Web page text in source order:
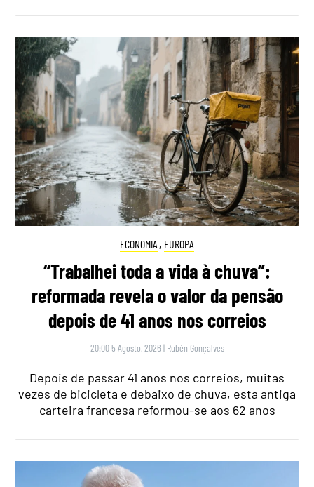
ECONOMIA , EUROPA
“Trabalhei toda a vida à chuva”:
reformada revela o valor da pensão
depois de 41 anos nos correios
20:00 5 Agosto, 2026 | Rubén Gonçalves
Depois de passar 41 anos nos correios, muitas
vezes de bicicleta e debaixo de chuva, esta antiga
carteira francesa reformou-se aos 62 anos